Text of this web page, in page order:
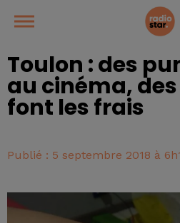
Toulon : des
au cinéma,
font les frais
Publié : 5 septembre 2018 à